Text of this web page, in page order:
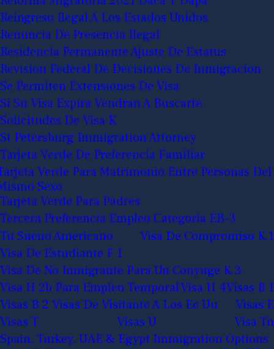
Reingreso Ilegal A Los Estados Unidos
Renuncia De Presencia Ilegal
Residencia Permanente Ajuste De Estatus
Revision Federal De Decisiones De Inmigracion
Se Permiten Extensiones De Visa
Si Su Visa Expira Vendran A Buscarte
Solicitudes De Visa K
St Petersburg Immigration Attorney
Tarjeta Verde De Preferencia Familiar
Verde Para Matrimonio Entre Personas Del
Sexo
Tarjeta Verde Para Padres
Tercera Preferencia Empleo Categoria EB-3
Tu Sueno Americano
Visa De Compromiso K 1
Visa De Estudiante F 1
Visa De No Inmigrante Para Un Conyuge K 3
Visa H 2b Para Empleo TemporalVisa H 4Visas B 1
Visas B 2 Visas De Visitante A Los Ee Uu
Visas E
Visas T
Visas U
Visa Tn
Spain, Turkey, UAE & Egypt Immigration Options